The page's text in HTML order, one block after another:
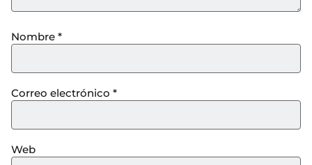
Nombre *
Correo electrónico *
Web